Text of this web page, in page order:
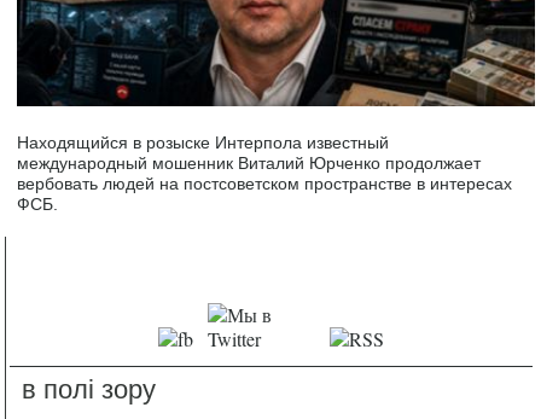
Находящийся в розыске Интерпола известный
международный мошенник Виталий Юрченко продолжает
вербовать людей на постсоветском пространстве в интересах
ФСБ.
в полі зору